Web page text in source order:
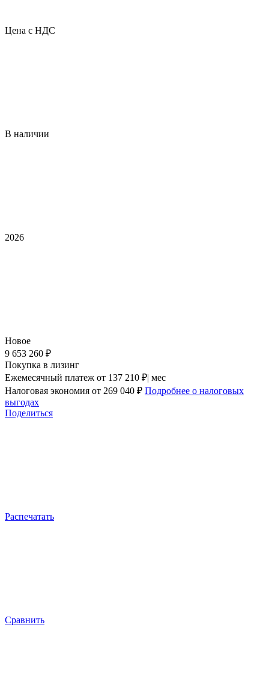
Цена с НДС
В наличии
2026
Новое
9 653 260 ₽
Покупка в лизинг
Ежемесячный платеж от 137 210 ₽| мес
Налоговая экономия от 269 040 ₽ Подробнее о налоговых
выгодах
Поделиться
Распечатать
Сравнить